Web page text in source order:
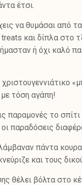
έτσι.
να θυμάσαι από
treats και δίπλα στο
ή όχι καλό
τόση αγάπη!
παραμονές το
οι παραδόσεις
πάντα
και τους
θέλει βόλτα στο